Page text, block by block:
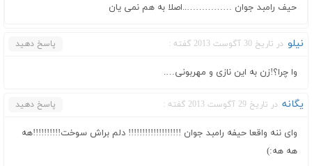
حیف رامبد جوان ……………..اصلا به هم نمی یان
نیلو در تاریخ 30 آگوست 2013 گفته : پاسخ دهید
وا چرا؟!زن به این نازی و مهربونی….
یگانه در تاریخ 29 آگوست 2013 گفته : پاسخ دهید
وای ننه واقعا حیفه رامبد جوان !!!!!!!!!!!!!!!!!!! دلم براش سوخت!!!!!!!!!!هه
هه هه:)